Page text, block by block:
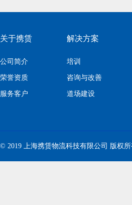
关于携赁
公司简介
荣誉资质
服务客户
解决方案
培训
咨询与改善
道场建设
© 2019 上海携赁物流科技有限公司 版权所